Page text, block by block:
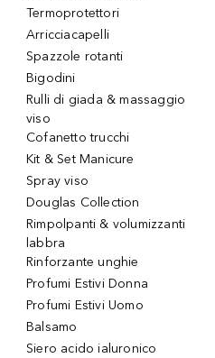
Termoprotettori
Arricciacapelli
Spazzole rotanti
Bigodini
Rulli di giada & massaggio
viso
Cofanetto trucchi
Kit & Set Manicure
Spray viso
Douglas Collection
Rimpolpanti & volumizzanti
labbra
Rinforzante unghie
Profumi Estivi Donna
Profumi Estivi Uomo
Balsamo
Siero acido ialuronico